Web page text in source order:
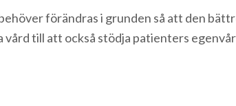
förändras i grunden så att den
till att också stödja patienters